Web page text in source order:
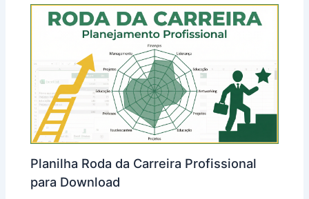
Planilha Roda da Carreira Profissional
para Download